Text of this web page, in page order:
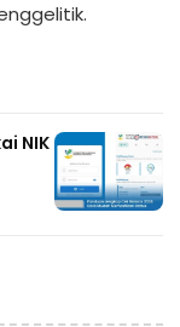
NIK